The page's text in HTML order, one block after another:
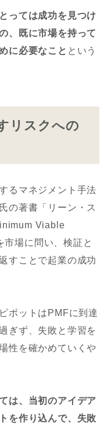
っては成功を見つけ
、既に市場を持って
に必要なこと という
リスクへの
るマネジメント手法
の著書「リーン・ス
Viable
場に問い、検証と
すことで起業の成功
ボットはPMFに到達
ぎず、失敗と学習を
性を確かめていくや
は、当初のアイデア
を作り込んで、失敗